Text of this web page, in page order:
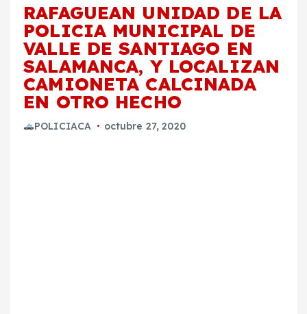
RAFAGUEAN UNIDAD DE LA
POLICIA MUNICIPAL DE
VALLE DE SANTIAGO EN
SALAMANCA, Y LOCALIZAN
CAMIONETA CALCINADA
EN OTRO HECHO
POLICIACA octubre 27, 2020